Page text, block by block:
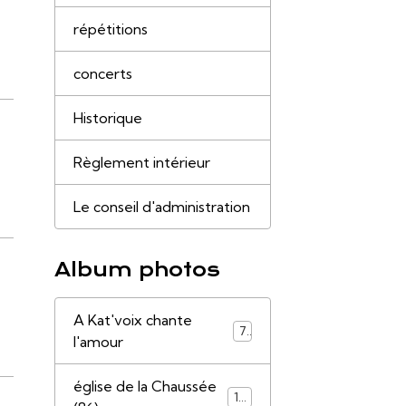
répétitions
concerts
Historique
Règlement intérieur
Le conseil d'administration
Album photos
A Kat'voix chante
l'amour
7
église de la Chaussée
14